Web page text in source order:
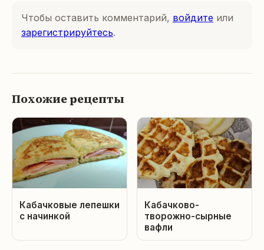
Чтобы оставить комментарий, войдите или
зарегистрируйтесь.
Похожие рецепты
Кабачковые лепешки
с начинкой
Кабачково-
творожно-сырные
вафли